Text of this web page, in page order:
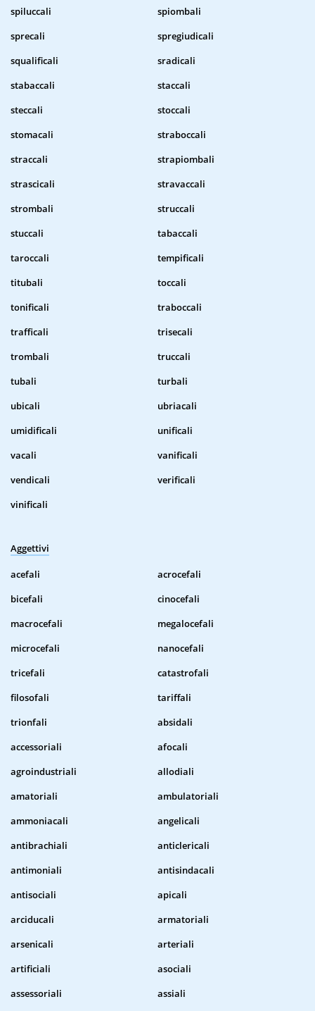
spiluccali
spiombali
sprecali
spregiudicali
squalificali
sradicali
stabaccali
staccali
steccali
stoccali
stomacali
straboccali
straccali
strapiombali
strascicali
stravaccali
strombali
struccali
stuccali
tabaccali
taroccali
tempificali
titubali
toccali
tonificali
traboccali
trafficali
trisecali
trombali
truccali
tubali
turbali
ubicali
ubriacali
umidificali
unificali
vacali
vanificali
vendicali
verificali
vinificali
Aggettivi
acefali
acrocefali
bicefali
cinocefali
macrocefali
megalocefali
microcefali
nanocefali
tricefali
catastrofali
filosofali
tariffali
trionfali
absidali
accessoriali
afocali
agroindustriali
allodiali
amatoriali
ambulatoriali
ammoniacali
angelicali
antibrachiali
anticlericali
antimoniali
antisindacali
antisociali
apicali
arciducali
armatoriali
arsenicali
arteriali
artificiali
asociali
assessoriali
assiali